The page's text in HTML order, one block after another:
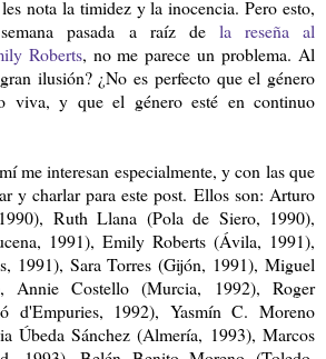
nota la timidez y la inocencia. Pero esto,
pasada a raíz dela reseña al
Roberts, no me parece un problema. Al
ilusión? ¿No es perfecto que el género
viva, y que el género esté en continuo
me interesan especialmente, y con las que
y charlar para este post. Ellos son: Arturo
Ruth Llana (Pola de Siero, 1990),
1991), Emily Roberts (Ávila, 1991),
1991), Sara Torres (Gijón, 1991), Miguel
Annie Costello (Murcia, 1992), Roger
d'Empuries, 1992), Yasmín C. Moreno
Úbeda Sánchez (Almería, 1993), Marcos